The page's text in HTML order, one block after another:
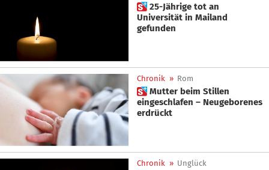
 25-Jährige tot an
Universität in Mailand
gefunden
Chronik » Rom
 Mutter beim Stillen
eingeschlafen – Neugeborenes
erdrückt
Chronik » Unglück